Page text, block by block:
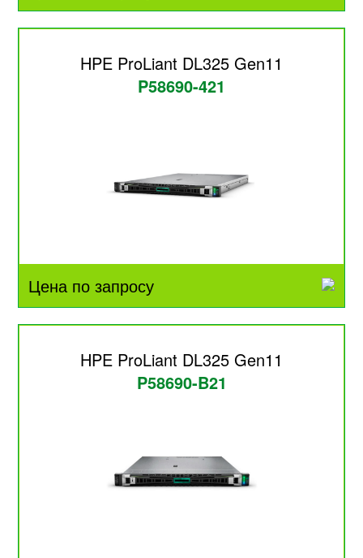
HPE ProLiant DL325 Gen11
P58690-421
Цена по запросу
HPE ProLiant DL325 Gen11
P58690-B21